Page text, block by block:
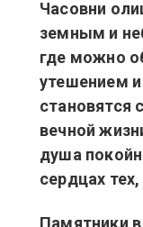
Часовни
земным и
где можно
утешением
вечной
душа
сердцах